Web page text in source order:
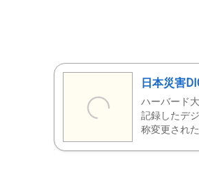
日本災害
ハーバード
記録したデ
称変更された